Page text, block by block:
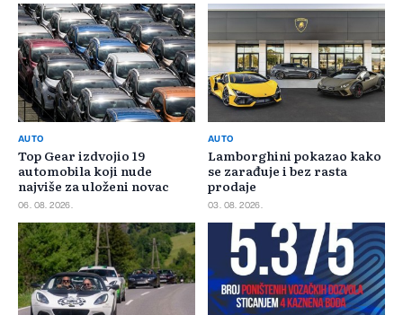
AUTO
Top Gear izdvojio 19
automobila koji nude
najviše za uloženi novac
06. 08. 2026.
AUTO
Lamborghini pokazao kako
se zarađuje i bez rasta
prodaje
03. 08. 2026.